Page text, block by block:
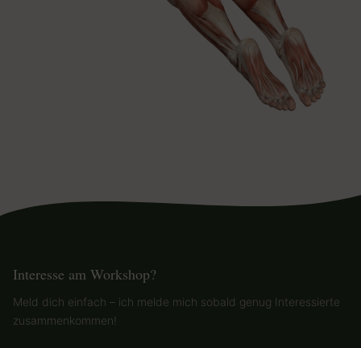
Interesse am Workshop?
Meld dich einfach – ich melde mich sobald genug Interessierte
zusammenkommen!